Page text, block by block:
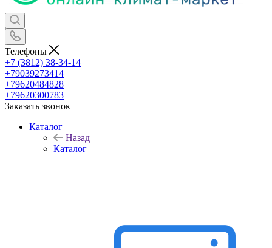
Телефоны
+7 (3812) 38-34-14
+79039273414
+79620484828
+79620300783
Заказать звонок
Каталог
Назад
Каталог